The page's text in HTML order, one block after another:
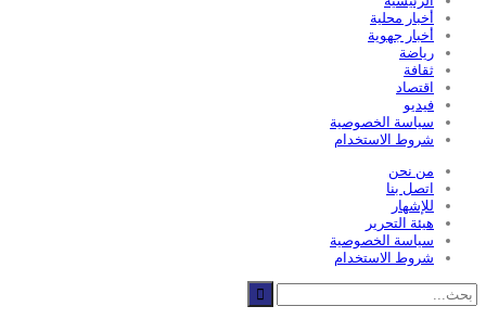
أخبار محلية
أخبار جهوية
رياضة
ثقافة
اقتصاد
فيديو
سياسة الخصوصية
شروط الاستخدام
من نحن
اتصل بنا
للإشهار
هيئة التحرير
سياسة الخصوصية
شروط الاستخدام